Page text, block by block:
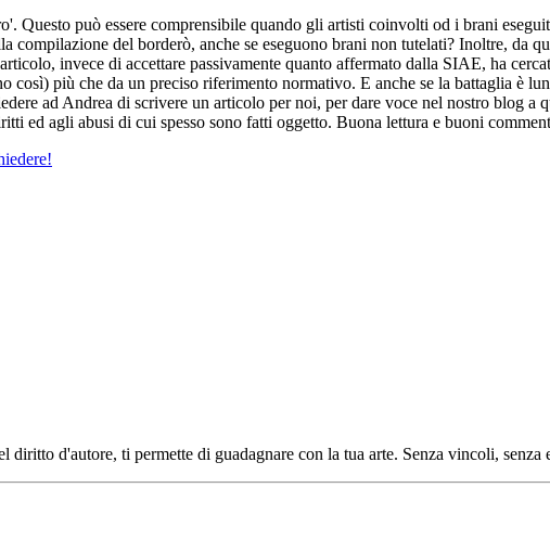
Questo può essere comprensibile quando gli artisti coinvolti od i brani
del borderò, anche se eseguono brani non tutelati? Inoltre, da
invece di accettare passivamente quanto affermato dalla SIAE, ha
così) più che da un preciso riferimento normativo. E anche se la battaglia è
ad Andrea di scrivere un articolo per noi, per dare voce nel nostro blog a
ed agli abusi di cui spesso sono fatti oggetto. Buona lettura e buoni
d'autore, ti permette di guadagnare con la tua arte. Senza vincoli, senza